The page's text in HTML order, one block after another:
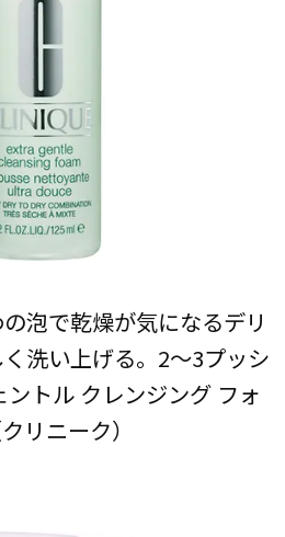
泡で乾燥が気になるデリ
洗い上げる。2～3プッシ
トル クレンジング フォ
リニーク）